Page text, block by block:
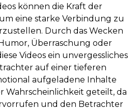
können die Kraft der
eine starke Verbindung zu
Durch das Wecken
Überraschung oder
Videos ein unvergessliches
auf einer tieferen
aufgeladene Inhalte
Wahrscheinlichkeit geteilt, da
und den Betrachter